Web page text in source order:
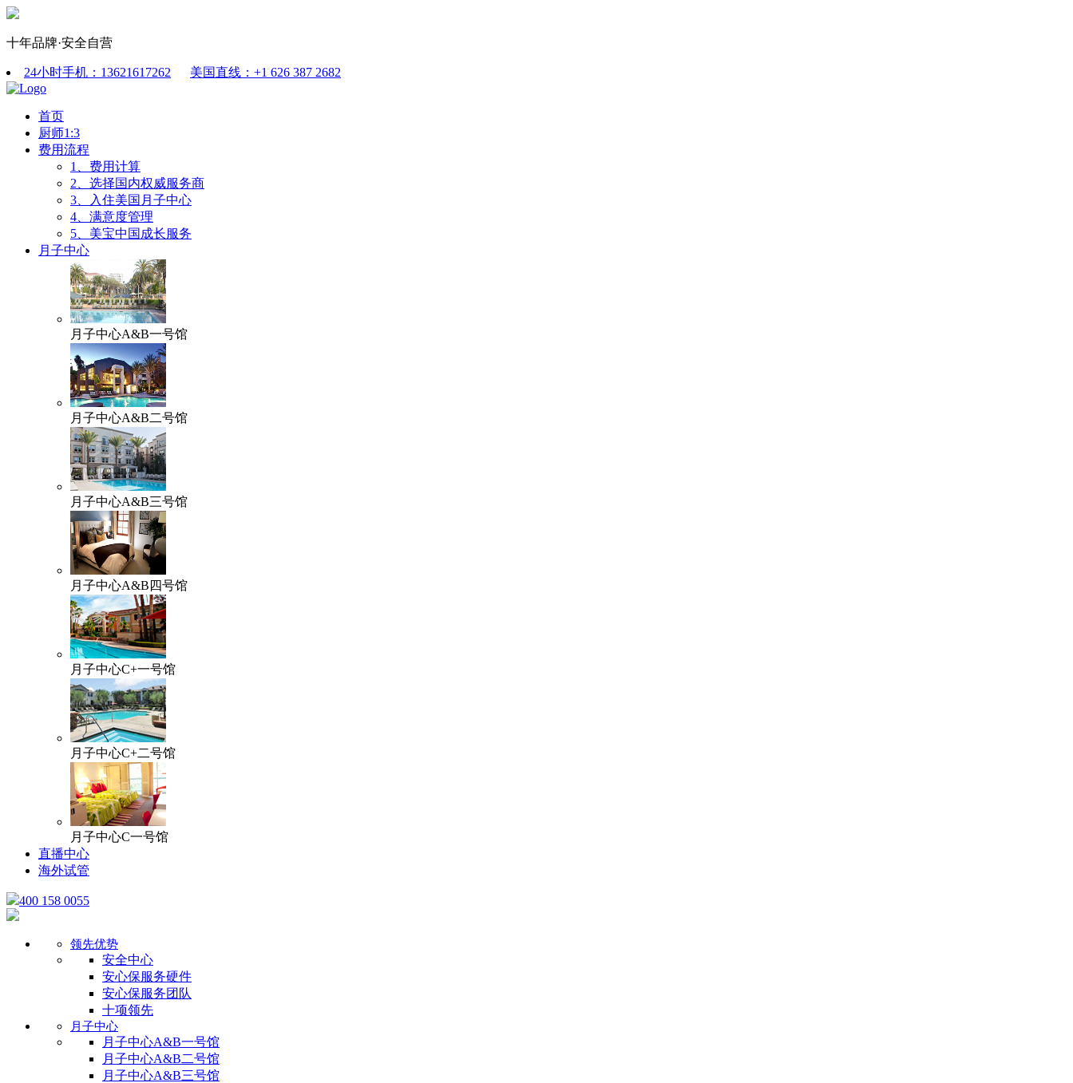
十年品牌·安全自营
24小时手机：13621617262 美国直线：+1 626 387 2682
首页
厨师1:3
费用流程
1、费用计算
2、选择国内权威服务商
3、入住美国月子中心
4、满意度管理
5、美宝中国成长服务
月子中心
月子中心A&B一号馆
月子中心A&B二号馆
月子中心A&B三号馆
月子中心A&B四号馆
月子中心C+一号馆
月子中心C+二号馆
月子中心C一号馆
直播中心
海外试管
400 158 0055
领先优势
安全中心
安心保服务硬件
安心保服务团队
十项领先
月子中心
月子中心A&B一号馆
月子中心A&B二号馆
月子中心A&B三号馆